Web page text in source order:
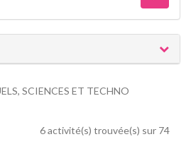
SCIENCES ET TECHNO
6 activité(s) trouvée(s) sur 74